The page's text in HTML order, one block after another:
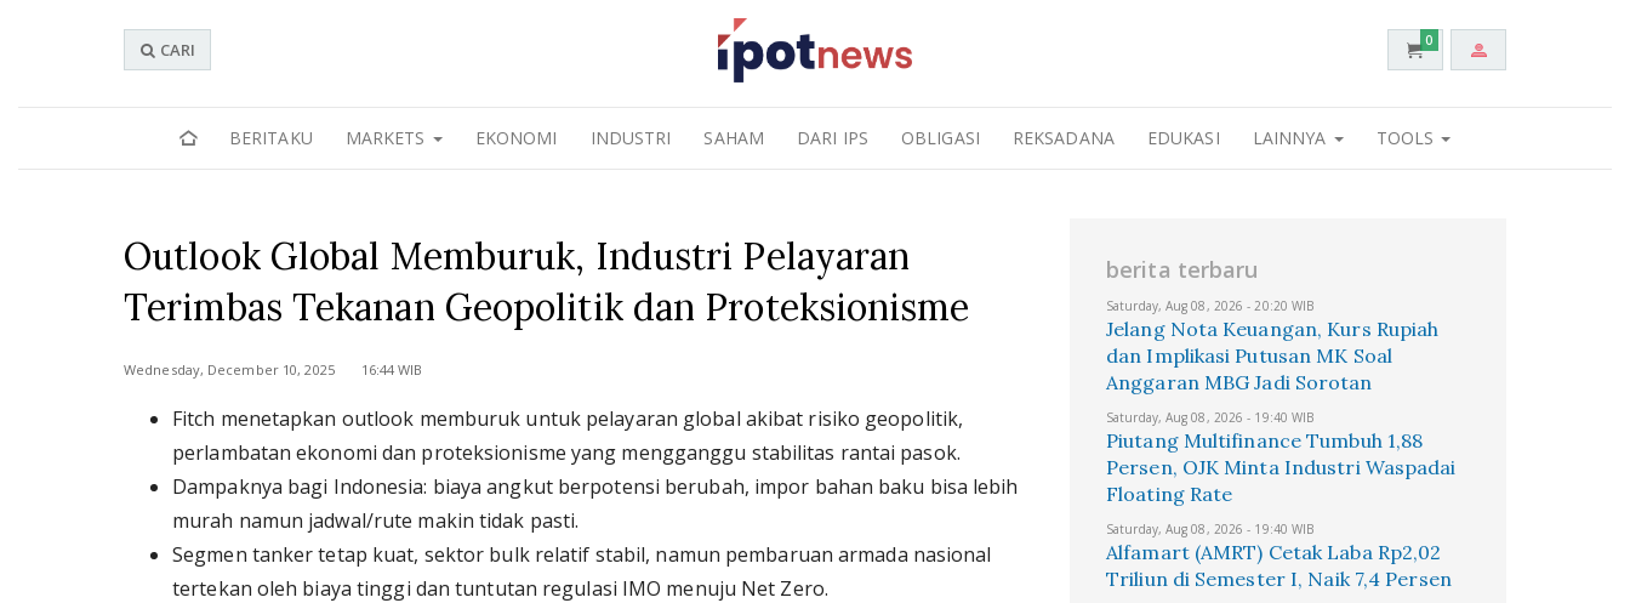
CARI 0
BERITAKU MARKETS EKONOMI INDUSTRI SAHAM DARI IPS OBLIGASI REKSADANA EDUKASI LAINNYA TOOLS
Outlook Global Memburuk, Industri Pelayaran
Terimbas Tekanan Geopolitik dan Proteksionisme
Wednesday, December 10, 2025 16:44 WIB
Fitch menetapkan outlook memburuk untuk pelayaran global akibat risiko geopolitik,
perlambatan ekonomi dan proteksionisme yang mengganggu stabilitas rantai pasok.
Dampaknya bagi Indonesia: biaya angkut berpotensi berubah, impor bahan baku bisa lebih
murah namun jadwal/rute makin tidak pasti.
Segmen tanker tetap kuat, sektor bulk relatif stabil, namun pembaruan armada nasional
tertekan oleh biaya tinggi dan tuntutan regulasi IMO menuju Net Zero.
berita terbaru
Saturday, Aug 08, 2026 - 20:20 WIB
Jelang Nota Keuangan, Kurs Rupiah
dan Implikasi Putusan MK Soal
Anggaran MBG Jadi Sorotan
Saturday, Aug 08, 2026 - 19:40 WIB
Piutang Multifinance Tumbuh 1,88
Persen, OJK Minta Industri Waspadai
Floating Rate
Saturday, Aug 08, 2026 - 19:40 WIB
Alfamart (AMRT) Cetak Laba Rp2,02
Triliun di Semester I, Naik 7,4 Persen